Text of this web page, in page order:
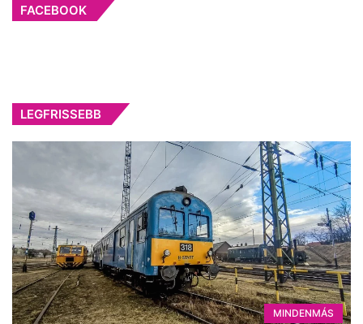
FACEBOOK
LEGFRISSEBB
MINDENMÁS